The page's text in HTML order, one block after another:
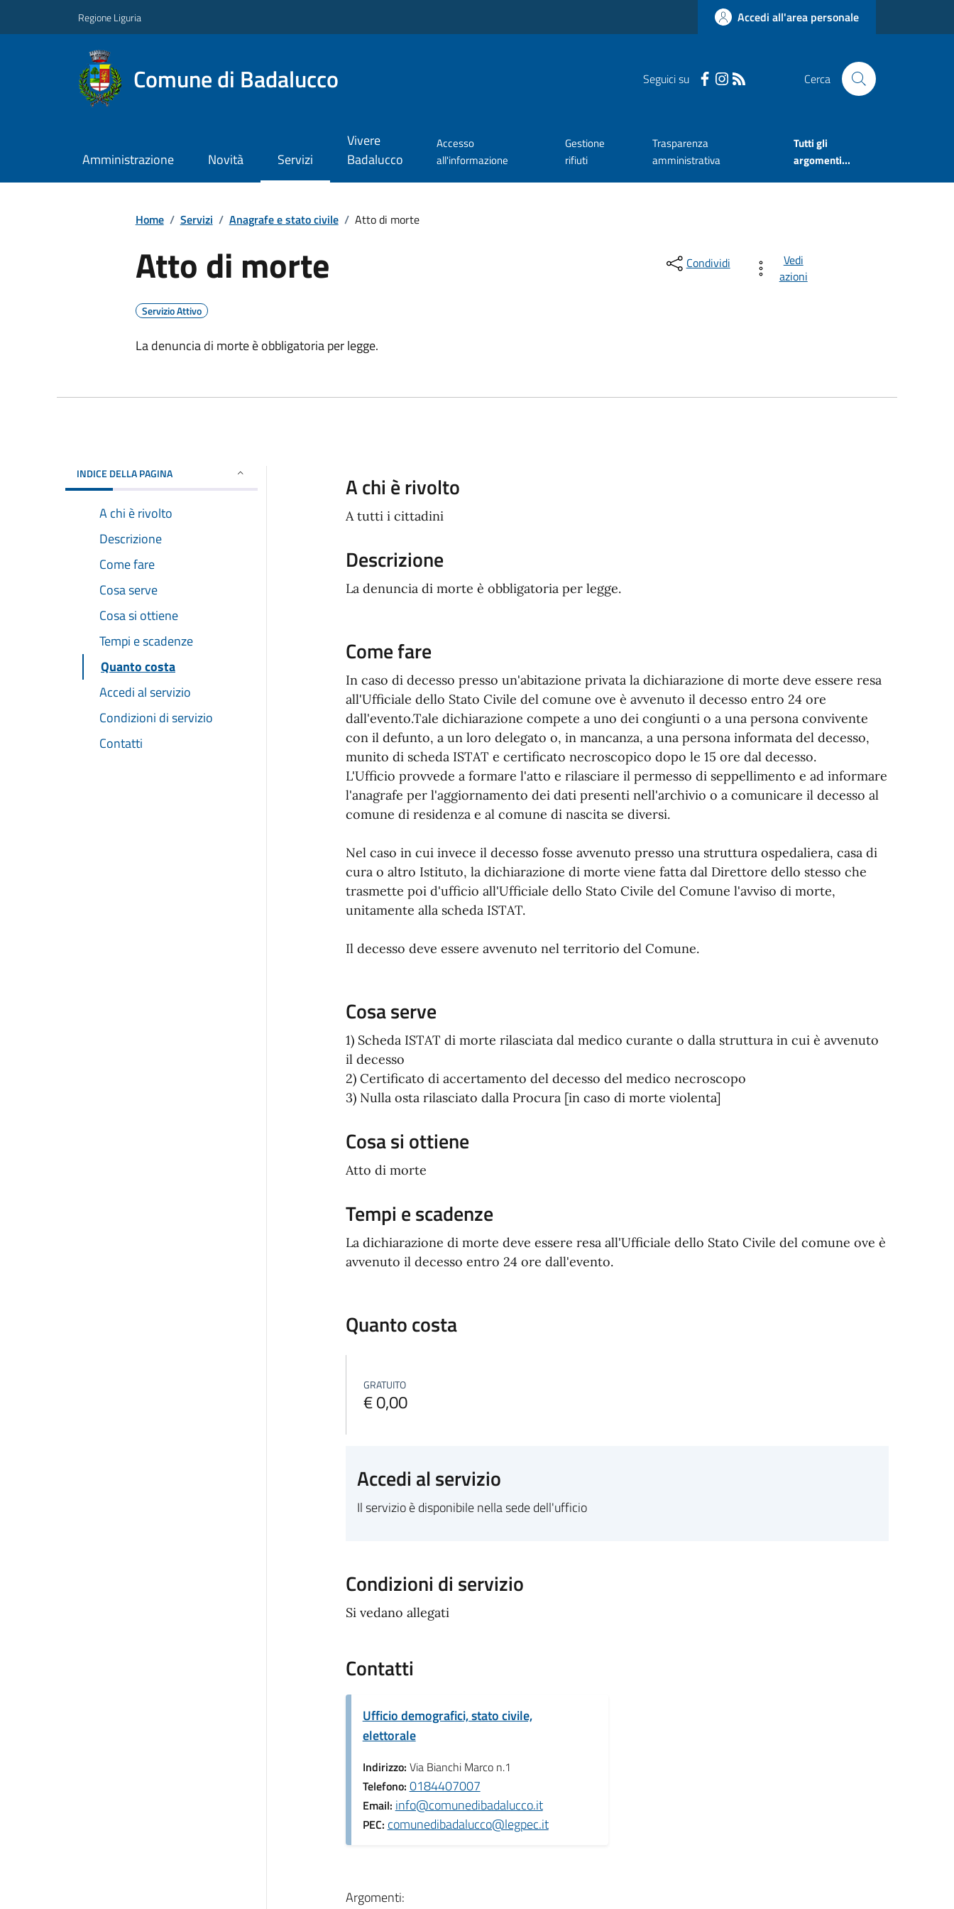
Regione Liguria Accedi all'area personale
Comune di Badalucco Seguici su Cerca
Amministrazione Novità Servizi
Vivere
Badalucco
Accesso
all'informazione
Gestione
rifiuti
Trasparenza
amministrativa
Tutti gli
argomenti...
Home / Servizi / Anagrafe e stato civile / Atto di morte
Atto di morte
Servizio Attivo
La denuncia di morte è obbligatoria per legge.
Condividi
Vedi
azioni
INDICE DELLA PAGINA
A chi è rivolto
Descrizione
Come fare
Cosa serve
Cosa si ottiene
Tempi e scadenze
Quanto costa
Accedi al servizio
Condizioni di servizio
Contatti
A chi è rivolto
A tutti i cittadini
Descrizione
La denuncia di morte è obbligatoria per legge.
Come fare
In caso di decesso presso un'abitazione privata la dichiarazione di morte deve essere resa
all'Ufficiale dello Stato Civile del comune ove è avvenuto il decesso entro 24 ore
dall'evento.Tale dichiarazione compete a uno dei congiunti o a una persona convivente
con il defunto, a un loro delegato o, in mancanza, a una persona informata del decesso,
munito di scheda ISTAT e certificato necroscopico dopo le 15 ore dal decesso.
L'Ufficio provvede a formare l'atto e rilasciare il permesso di seppellimento e ad informare
l'anagrafe per l'aggiornamento dei dati presenti nell'archivio o a comunicare il decesso al
comune di residenza e al comune di nascita se diversi.
Nel caso in cui invece il decesso fosse avvenuto presso una struttura ospedaliera, casa di
cura o altro Istituto, la dichiarazione di morte viene fatta dal Direttore dello stesso che
trasmette poi d'ufficio all'Ufficiale dello Stato Civile del Comune l'avviso di morte,
unitamente alla scheda ISTAT.
Il decesso deve essere avvenuto nel territorio del Comune.
Cosa serve
1) Scheda ISTAT di morte rilasciata dal medico curante o dalla struttura in cui è avvenuto
il decesso
2) Certificato di accertamento del decesso del medico necroscopo
3) Nulla osta rilasciato dalla Procura [in caso di morte violenta]
Cosa si ottiene
Atto di morte
Tempi e scadenze
La dichiarazione di morte deve essere resa all'Ufficiale dello Stato Civile del comune ove è
avvenuto il decesso entro 24 ore dall'evento.
Quanto costa
GRATUITO
€ 0,00
Accedi al servizio
Il servizio è disponibile nella sede dell'ufficio
Condizioni di servizio
Si vedano allegati
Contatti
Ufficio demografici, stato civile,
elettorale
Indirizzo: Via Bianchi Marco n.1
Telefono: 0184407007
Email: info@comunedibadalucco.it
PEC: comunedibadalucco@legpec.it
Argomenti: